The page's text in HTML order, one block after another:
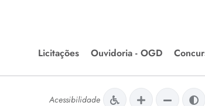
Licitações
Editais de Licitações
Ouvidoria - OGD
Meio Ambiente
Acessibilidade